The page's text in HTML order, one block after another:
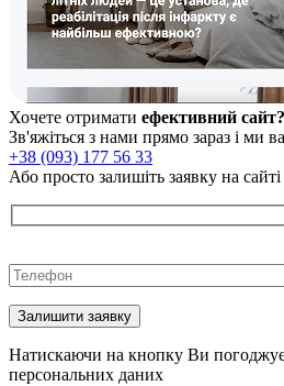
Хочете отримати ефективний сайт?
Зв'яжіться з нами прямо зараз і ми
+38 (093) 177 56 33
Або просто залишіть заявку на
leave
field
empty.
Натискаючи на кнопку Ви
персональних даних